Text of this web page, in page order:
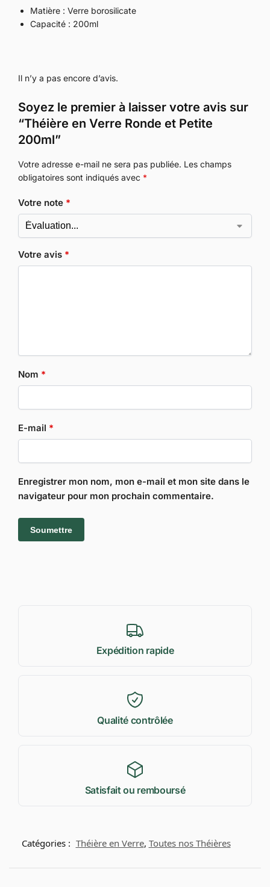
Matière : Verre borosilicate
Capacité : 200ml
Il n’y a pas encore d’avis.
Soyez le premier à laisser votre avis sur
“Théière en Verre Ronde et Petite
200ml”
Votre adresse e-mail ne sera pas publiée. Les champs
obligatoires sont indiqués avec *
Votre note *
Votre avis *
Nom *
E-mail *
Enregistrer mon nom, mon e-mail et mon site dans le
navigateur pour mon prochain commentaire.
Expédition rapide
Qualité contrôlée
Satisfait ou remboursé
Catégories : Théière en Verre, Toutes nos Théières